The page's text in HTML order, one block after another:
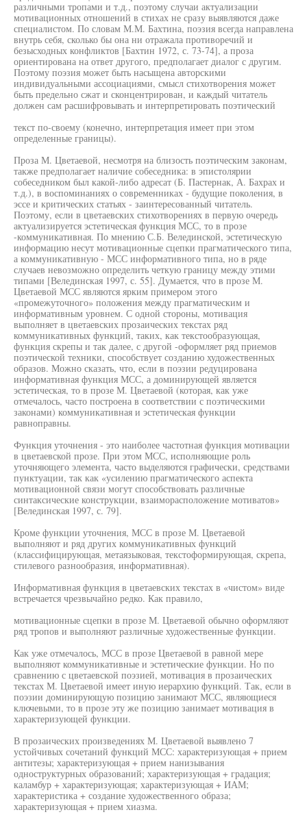
различными тропами и т.д., поэтому случаи актуализации
мотивационных отношений в стихах не сразу выявляются даже
специалистом. По словам М.М. Бахтина, поэзия всегда направлена
внутрь себя, сколько бы она ни отражала противоречий и
безысходных конфликтов [Бахтин 1972, с. 73-74], а проза
ориентирована на ответ другого, предполагает диалог с другим.
Поэтому поэзия может быть насыщена авторскими
индивидуальными ассоциациями, смысл стихотворения может
быть предельно сжат и сконцентрирован, и каждый читатель
должен сам расшифровывать и интерпретировать поэтический
текст по-своему (конечно, интерпретация имеет при этом
определенные границы).
Проза М. Цветаевой, несмотря на близость поэтическим законам,
также предполагает наличие собеседника: в эпистолярии
собеседником был какой-либо адресат (Б. Пастернак, А. Бахрах и
т.д.), в воспоминаниях о современниках - будущие поколения, в
эссе и критических статьях - заинтересованный читатель.
Поэтому, если в цветаевских стихотворениях в первую очередь
актуализируется эстетическая функция МСС, то в прозе
-коммуникативная. По мнению С.Б. Велединской, эстетическую
информацию несут мотивационные сцепки прагматического типа,
а коммуникативную - МСС информативного типа, но в ряде
случаев невозможно определить четкую границу между этими
типами [Велединская 1997, с. 55]. Думается, что в прозе М.
Цветаевой МСС являются ярким примером этого
«промежуточного» положения между прагматическим и
информативным уровнем. С одной стороны, мотивация
выполняет в цветаевских прозаических текстах ряд
коммуникативных функций, таких, как текстообразующая,
функция скрепы и так далее, с другой -оформляет ряд приемов
поэтической техники, способствует созданию художественных
образов. Можно сказать, что, если в поэзии редуцирована
информативная функция МСС, а доминирующей является
эстетическая, то в прозе М. Цветаевой (которая, как уже
отмечалось, часто построена в соответствии с поэтическими
законами) коммуникативная и эстетическая функции
равноправны.
Функция уточнения - это наиболее частотная функция мотивации
в цветаевской прозе. При этом МСС, исполняющие роль
уточняющего элемента, часто выделяются графически, средствами
пунктуации, так как «усилению прагматического аспекта
мотивационной связи могут способствовать различные
синтаксические конструкции, взаиморасположение мотиватов»
[Велединская 1997, с. 79].
Кроме функции уточнения, МСС в прозе М. Цветаевой
выполняют и ряд других коммуникативных функций
(классифицирующая, метаязыковая, текстоформирующая, скрепа,
стилевого разнообразия, информативная).
Информативная функция в цветаевских текстах в «чистом» виде
встречается чрезвычайно редко. Как правило,
мотивационные сцепки в прозе М. Цветаевой обычно оформляют
ряд тропов и выполняют различные художественные функции.
Как уже отмечалось, МСС в прозе Цветаевой в равной мере
выполняют коммуникативные и эстетические функции. Но по
сравнению с цветаевской поэзией, мотивация в прозаических
текстах М. Цветаевой имеет иную иерархию функций. Так, если в
поэзии доминирующую позицию занимают МСС, являющиеся
ключевыми, то в прозе эту же позицию занимает мотивация в
характеризующей функции.
В прозаических произведениях М. Цветаевой выявлено 7
устойчивых сочетаний функций МСС: характеризующая + прием
антитезы; характеризующая + прием нанизывания
одноструктурных образований; характеризующая + градация;
каламбур + характеризующая; характеризующая + ИАМ;
характеристика + создание художественного образа;
характеризующая + прием хиазма.